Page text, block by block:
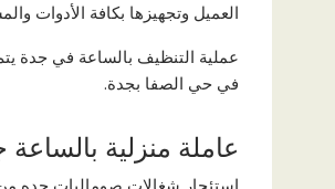
العميل وتجهيزها بكافة الأدوات
عملية التنظيف بالساعة في جدة
في حي الصفا بجدة.
عاملة منزلية
استئجار شغالات صوماليات جده